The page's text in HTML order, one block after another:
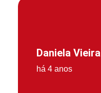
Daniela Vieira
há 4 anos